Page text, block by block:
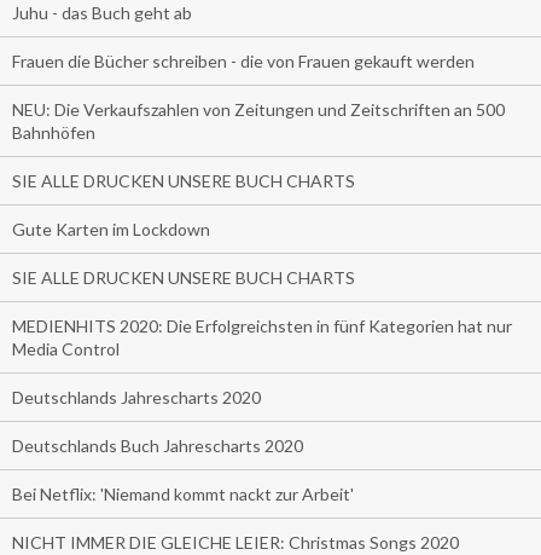
Juhu - das Buch geht ab
Frauen die Bücher schreiben - die von Frauen gekauft werden
NEU: Die Verkaufszahlen von Zeitungen und Zeitschriften an 500
Bahnhöfen
SIE ALLE DRUCKEN UNSERE BUCH CHARTS
Gute Karten im Lockdown
SIE ALLE DRUCKEN UNSERE BUCH CHARTS
MEDIENHITS 2020: Die Erfolgreichsten in fünf Kategorien hat nur
Media Control
Deutschlands Jahrescharts 2020
Deutschlands Buch Jahrescharts 2020
Bei Netflix: 'Niemand kommt nackt zur Arbeit'
NICHT IMMER DIE GLEICHE LEIER: Christmas Songs 2020